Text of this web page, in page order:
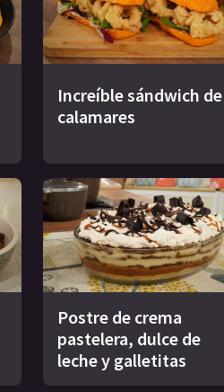
Increíble sándwich de
calamares
Postre de crema
pastelera, dulce de
leche y galletitas